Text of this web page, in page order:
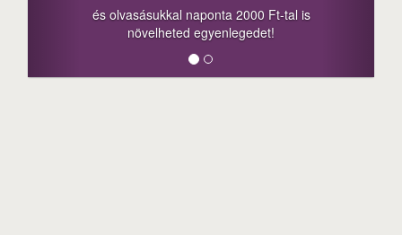
és olvasásukkal naponta 2000 Ft-tal is
növelheted egyenlegedet!